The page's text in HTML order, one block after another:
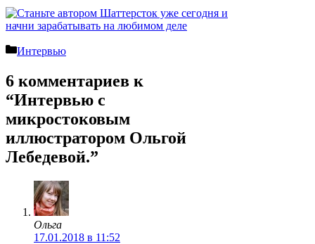
Рубрики
Интервью
6 комментариев к
“Интервью с
микростоковым
иллюстратором Ольгой
Лебедевой.”
Ольга
17.01.2018 в 11:52